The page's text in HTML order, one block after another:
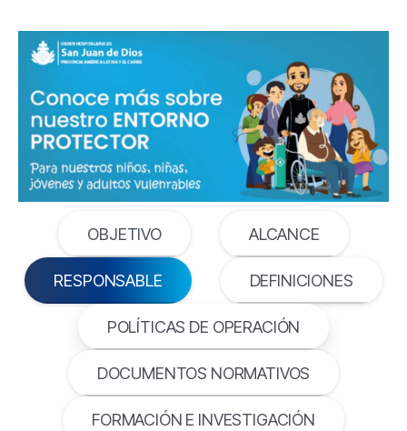
OBJETIVO ALCANCE
RESPONSABLE DEFINICIONES
POLÍTICAS DE OPERACIÓN
DOCUMENTOS NORMATIVOS
FORMACIÓN E INVESTIGACIÓN